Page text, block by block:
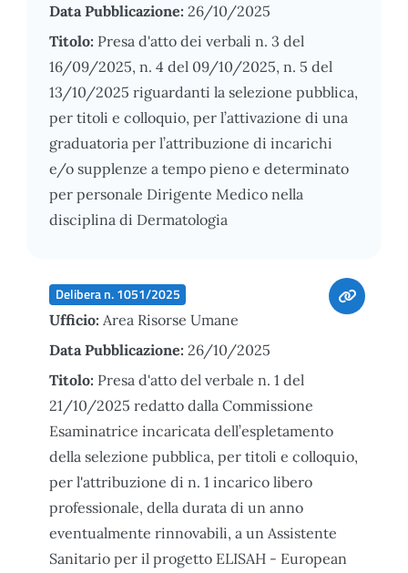
Data Pubblicazione: 26/10/2025
Titolo: Presa d'atto dei verbali n. 3 del
16/09/2025, n. 4 del 09/10/2025, n. 5 del
13/10/2025 riguardanti la selezione pubblica,
per titoli e colloquio, per l’attivazione di una
graduatoria per l’attribuzione di incarichi
e/o supplenze a tempo pieno e determinato
per personale Dirigente Medico nella
disciplina di Dermatologia
Delibera n. 1051/2025
Ufficio: Area Risorse Umane
Data Pubblicazione: 26/10/2025
Titolo: Presa d'atto del verbale n. 1 del
21/10/2025 redatto dalla Commissione
Esaminatrice incaricata dell’espletamento
della selezione pubblica, per titoli e colloquio,
per l'attribuzione di n. 1 incarico libero
professionale, della durata di un anno
eventualmente rinnovabili, a un Assistente
Sanitario per il progetto ELISAH - European